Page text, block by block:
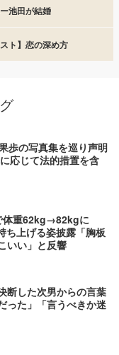
池田が結婚
スト】恋の深め方
歩の写真集を巡り声明
応じて法的措置を含
体重62kg→82kgに
ち上げる姿披露「胸板
いい」と反響
断した次男からの言葉
った」「言うべきか迷